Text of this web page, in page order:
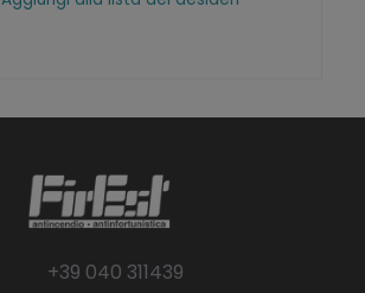
+39 040 311439